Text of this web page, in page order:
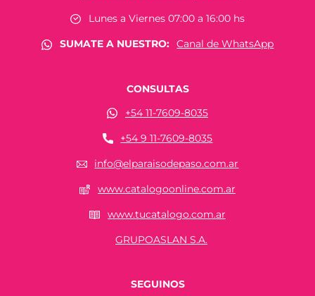
Lunes a Viernes 07:00 a 16:00 hs
SUMATE A NUESTRO:
Canal de WhatsApp
CONSULTAS
+54 11-7609-8035
+54 9 11-7609-8035
info@elparaisodepaso.com.ar
www.catalogoonline.com.ar
www.tucatalogo.com.ar
GRUPOASLAN S.A.
SEGUINOS